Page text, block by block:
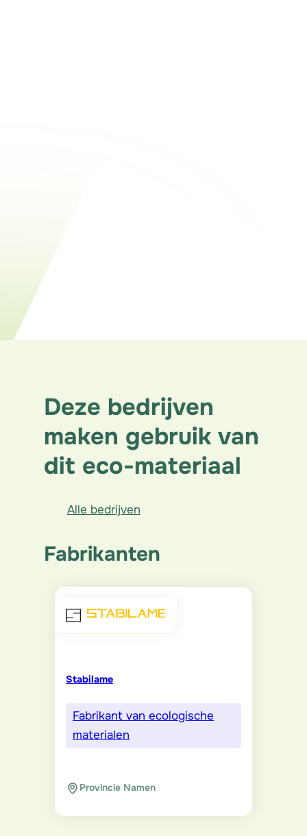
Deze bedrijven
maken gebruik van
dit eco-materiaal
Alle bedrijven
Fabrikanten
Stabilame
Fabrikant van ecologische
materialen
Provincie Namen